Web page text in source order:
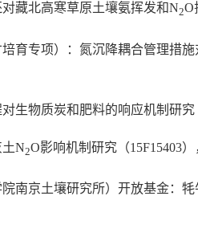
藏北高寒草原土壤氨挥发和N2O
育专项）：氮沉降耦合管理措
生物质炭和肥料的响应机制研究
N2O影响机制研究（15F15403
南京土壤研究所）开放基金：